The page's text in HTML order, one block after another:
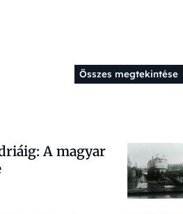
Összes megtekintése
A magyar